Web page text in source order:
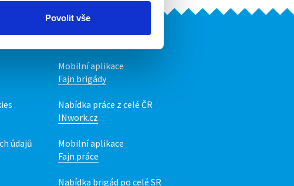
Povolit vše
údajů
Mobilní aplikace
Fajn brigády
Nabídka práce z celé ČR
INwork.cz
Mobilní aplikace
Fajn práce
Nabídka brigád po celé SR